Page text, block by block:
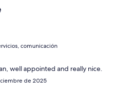
comunicación
well appointed and really nice.
de 2025